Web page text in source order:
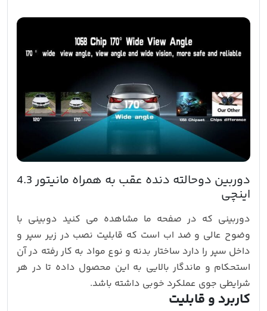
دوربین دوحالته دنده عقب به همراه مانیتور 4.3
اینچی
دوربینی که در صفحه ما مشاهده می کنید دوبینی با
وضوح عالی و ضد اب است که قابلیت نصب در زیر سپر و
داخل سپر را دارد ساختار بدنه و نوع مواد به کار رفته در آن
استحکام و ماندگار بالایی به این محصول داده تا در هر
شرایطی جوی عملکرد خوبی داشته باشد.
کاربرد و قابلیت